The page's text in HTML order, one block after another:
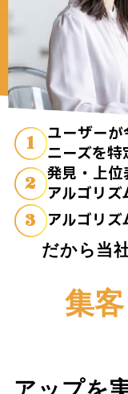
1 ユーザーが
ニーズを特
2 発見・上位
アルゴリズ
3 アルゴリズ
だから当
集